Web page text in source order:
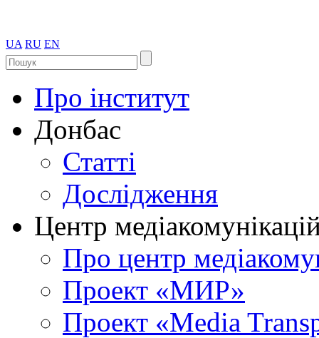
UA RU EN
Про інститут
Донбас
Статті
Дослідження
Центр
Про центр
Проект «МИР»
Проект «Media